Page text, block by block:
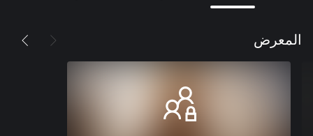
المعرض